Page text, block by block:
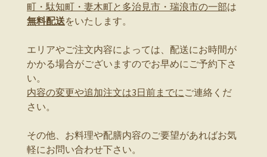
町・駄知町・妻木町と多治見市・瑞浪市の一部は
無料配送をいたします。
エリアやご注文内容によっては、配送にお時間が
かかる場合がございますのでお早めにご予約下さ
い。
内容の変更や追加注文は3日前までにご連絡くだ
さい。
その他、お料理や配膳内容のご要望があればお気
軽にお問い合わせ下さい。